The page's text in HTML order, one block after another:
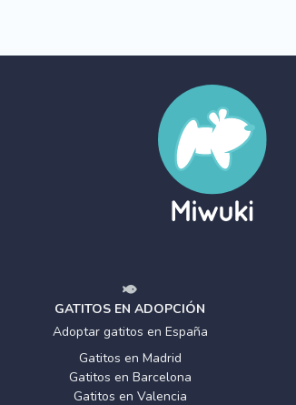
GATITOS EN ADOPCIÓN
Adoptar gatitos en España
Gatitos en Madrid
Gatitos en Barcelona
Gatitos en Valencia